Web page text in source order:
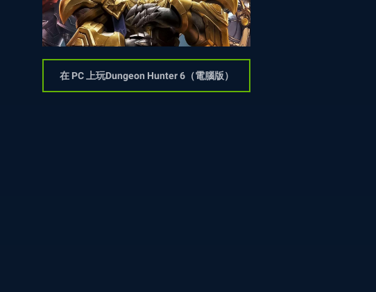
在 PC 上玩Dungeon Hunter 6（電腦版）